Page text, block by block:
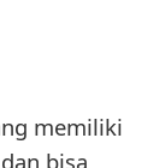
memiliki
bisa